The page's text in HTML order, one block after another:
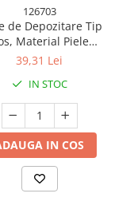
jucarii, pilote,
sau chiar si in
si igienizarea
126703
de Depozitare Tip
Material Piele
Pliabila, 47x28x20
Manere, Maro
39,31 Lei
IN STOC
IN COS